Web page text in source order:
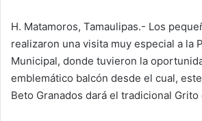
H. Matamoros, Tamaulipas.- Los
realizaron una visita muy especial a la
Municipal, donde tuvieron la
emblemático balcón desde el cual,
Beto Granados dará el tradicional